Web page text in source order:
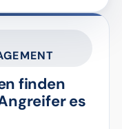
finden
es